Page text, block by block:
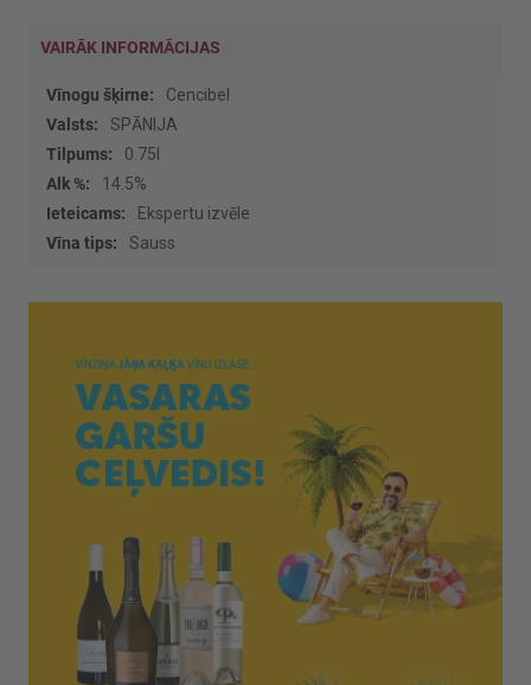
VAIRĀK INFORMĀCIJAS
Vairāk
informācijas
Cencibel
SPĀNIJA
0.75l
14.5%
Ekspertu izvēle
Sauss